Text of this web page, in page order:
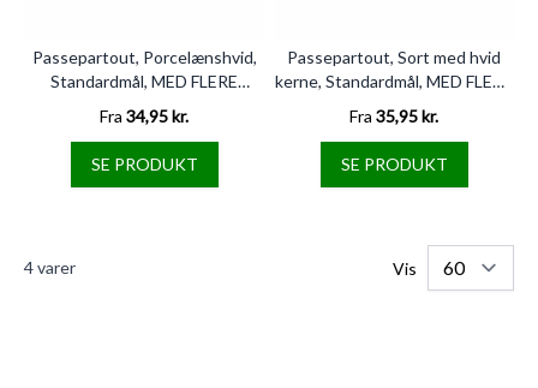
Passepartout, Porcelænshvid,
Standardmål, MED FLERE
HULLER
Fra 34,95 kr.
SE PRODUKT
Passepartout, Sort med hvid
kerne, Standardmål, MED FLERE
HULLER
Fra 35,95 kr.
SE PRODUKT
4varer Vis